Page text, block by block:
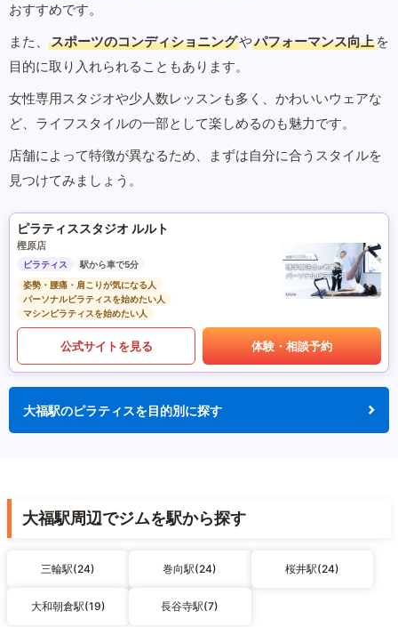
おすすめです。
また、
スポーツのコンディショニングやパフォーマンス向上 を
目的に取り入れられることもあります。
女性専用スタジオや少人数レッスンも多く、かわいいウェアな
ど、ライフスタイルの一部として楽しめるのも魅力です。
店舗によって特徴が異なるため、まずは自分に合うスタイルを
見つけてみましょう。
ピラティススタジオ ルルト
樫原店
ピラティス
駅から車で5分
姿勢・腰痛・肩こりが気になる人
パーソナルピラティスを始めたい人
マシンピラティスを始めたい人
公式サイトを見る 体験・相談予約
大福駅のピラティスを目的別に探す
大福駅周辺でジムを駅から探す
三輪駅(24) 巻向駅(24) 桜井駅(24)
大和朝倉駅(19) 長谷寺駅(7)